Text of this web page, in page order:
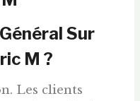
Sur
M ?
Les clients